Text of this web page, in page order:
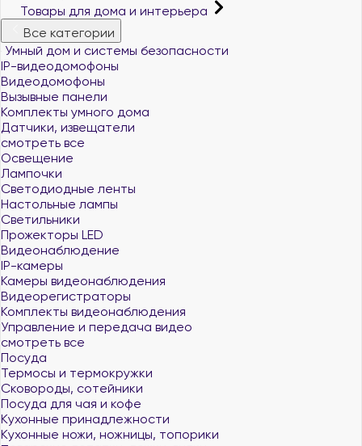
Товары для дома и интерьера
Все категории
Умный дом и системы безопасности
IP-видеодомофоны
Видеодомофоны
Вызывные панели
Комплекты умного дома
Датчики, извещатели
смотреть все
Освещение
Лампочки
Светодиодные ленты
Настольные лампы
Светильники
Прожекторы LED
Видеонаблюдение
IP-камеры
Камеры видеонаблюдения
Видеорегистраторы
Комплекты видеонаблюдения
Управление и передача видео
смотреть все
Посуда
Термосы и термокружки
Сковороды, сотейники
Посуда для чая и кофе
Кухонные принадлежности
Кухонные ножи, ножницы, топорики